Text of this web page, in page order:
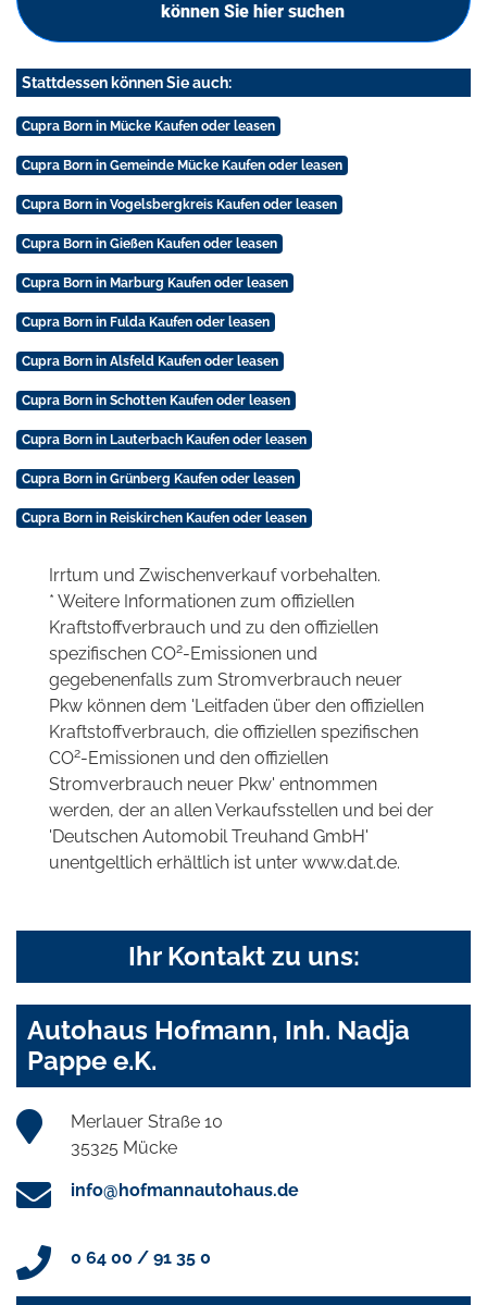
können Sie hier suchen
Stattdessen können Sie auch:
Cupra Born in Mücke Kaufen oder leasen
Cupra Born in Gemeinde Mücke Kaufen oder leasen
Cupra Born in Vogelsbergkreis Kaufen oder leasen
Cupra Born in Gießen Kaufen oder leasen
Cupra Born in Marburg Kaufen oder leasen
Cupra Born in Fulda Kaufen oder leasen
Cupra Born in Alsfeld Kaufen oder leasen
Cupra Born in Schotten Kaufen oder leasen
Cupra Born in Lauterbach Kaufen oder leasen
Cupra Born in Grünberg Kaufen oder leasen
Cupra Born in Reiskirchen Kaufen oder leasen
Irrtum und Zwischenverkauf vorbehalten.
* Weitere Informationen zum offiziellen
Kraftstoffverbrauch und zu den offiziellen
spezifischen CO2-Emissionen und
gegebenenfalls zum Stromverbrauch neuer
Pkw können dem 'Leitfaden über den offiziellen
Kraftstoffverbrauch, die offiziellen spezifischen
CO2-Emissionen und den offiziellen
Stromverbrauch neuer Pkw' entnommen
werden, der an allen Verkaufsstellen und bei der
'Deutschen Automobil Treuhand GmbH'
unentgeltlich erhältlich ist unter www.dat.de.
Ihr Kontakt zu uns:
Autohaus Hofmann, Inh. Nadja
Pappe e.K.
Merlauer Straße 10
35325 Mücke
info@hofmannautohaus.de
0 64 00 / 91 35 0